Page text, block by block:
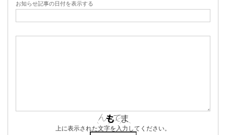
お知らせ記事の日付を表示する
上に表示された文字を入力してください。